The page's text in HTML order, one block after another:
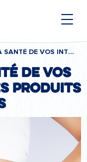
SOUTENIR LA SANTÉ DE VOS INTESTINS AVEC LES PRODUITS LAITIERS
de vos
produits